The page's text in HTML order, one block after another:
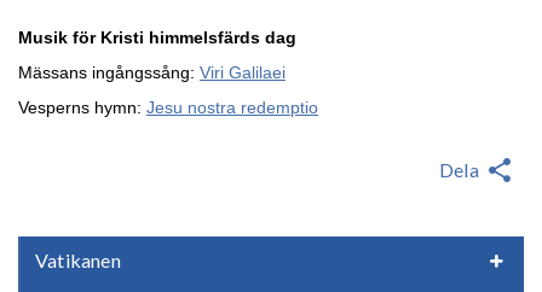
Vatikanen
Musik för Kristi himmelsfärds dag
Mässans ingångssång: Viri Galilaei
Vesperns hymn: Jesu nostra redemptio
Dela